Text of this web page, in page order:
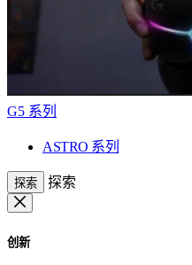
G5 系列
ASTRO 系列
探索 探索
创新